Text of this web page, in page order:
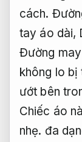
cách.
tay áo dài,
Đường
không lo bị
ướt bên
Chiếc áo
nhẹ. đa